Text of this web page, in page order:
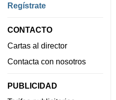
Regístrate
CONTACTO
Cartas al director
Contacta con nosotros
PUBLICIDAD